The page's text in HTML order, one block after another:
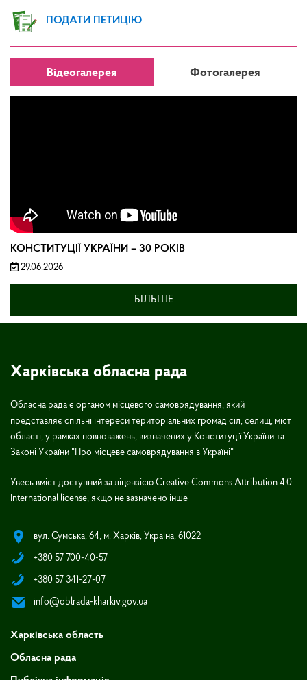
ПОДАТИ ПЕТИЦІЮ
Відеогалерея Фотогалерея
КОНСТИТУЦІЇ УКРАЇНИ – 30 РОКІВ
29.06.2026
БІЛЬШЕ
Харківська обласна рада
Обласна рада є органом місцевого самоврядування, який
представляє спільні інтереси територіальних громад сіл, селищ, міст
області, у рамках повноважень, визначених у Конституції України та
Законі України "Про місцеве самоврядування в Україні"
Увесь вміст доступний за ліцензією Creative Commons Attribution 4.0
International license, якщо не зазначено інше
вул. Сумська, 64, м. Харків, Україна, 61022
+380 57 700-40-57
+380 57 341-27-07
info@oblrada-kharkiv.gov.ua
Харківська область
Обласна рада